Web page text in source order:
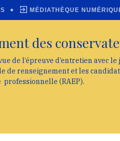
MÉDIATHÈQUE
des
de l’épreuve d’entretien avec
renseignement et les
professionnelle (RAEP).